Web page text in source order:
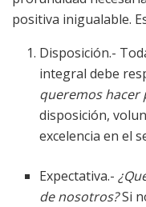
positiva inigualable.
Disposición.-
integral debe
queremos
disposición,
excelencia en el
Expectativa.-
de nosotros?Si